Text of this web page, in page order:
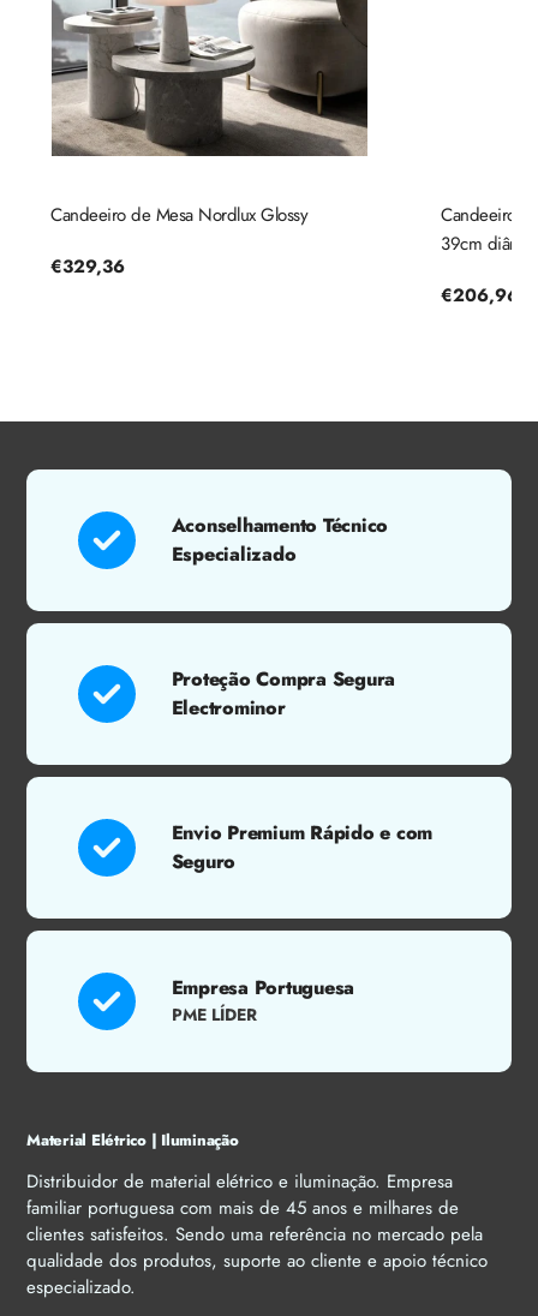
Candeeiro de Mesa Nordlux Glossy
Preço
€329,36
Candeeiro
39cm
Preço
€206,96
Aconselhamento Técnico
Especializado
Proteção Compra Segura
Electrominor
Envio Premium Rápido e com
Seguro
Empresa Portuguesa
PME LÍDER
Material Elétrico | Iluminação
Distribuidor de material elétrico e iluminação. Empresa
familiar portuguesa com mais de 45 anos e milhares de
clientes satisfeitos. Sendo uma referência no mercado pela
qualidade dos produtos, suporte ao cliente e apoio técnico
especializado.